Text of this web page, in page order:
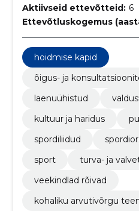
Aktiivseid ettevõtteid: 6
Ettevõtluskogemus
hoidmise kapid
õigus- ja
laenuühistud
kultuur ja haridus
spordiliidud
sport
turva- ja
veekindlad rõivad
kohaliku arvutivõrgu